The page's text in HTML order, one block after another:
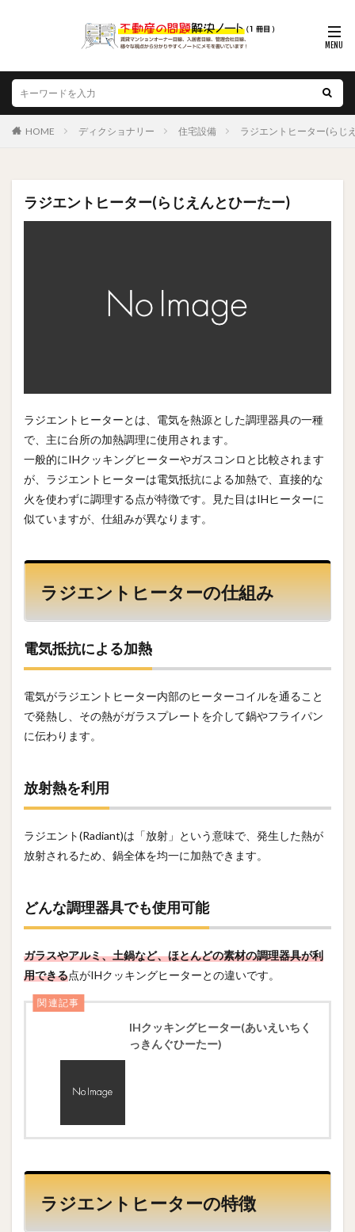
HOME ディクショナリー 住宅設備 ラジエントヒーター(らじ
ラジエントヒーター(らじえんとひーたー)
ラジエントヒーターとは、電気を熱源とした調理器具の一種
で、主に台所の加熱調理に使用されます。
一般的にIHクッキングヒーターやガスコンロと比較されます
が、ラジエントヒーターは電気抵抗による加熱で、直接的な
火を使わずに調理する点が特徴です。見た目はIHヒーターに
似ていますが、仕組みが異なります。
ラジエントヒーターの仕組み
電気抵抗による加熱
電気がラジエントヒーター内部のヒーターコイルを通ること
で発熱し、その熱がガラスプレートを介して鍋やフライパン
に伝わります。
放射熱を利用
ラジエント(Radiant)は「放射」という意味で、発生した熱が
放射されるため、鍋全体を均一に加熱できます。
どんな調理器具でも使用可能
ガラスやアルミ、土鍋など、ほとんどの素材の調理器具が利
用できる点がIHクッキングヒーターとの違いです。
関連記事
IHクッキングヒーター(あいえいちく
っきんぐひーたー)
ラジエントヒーターの特徴